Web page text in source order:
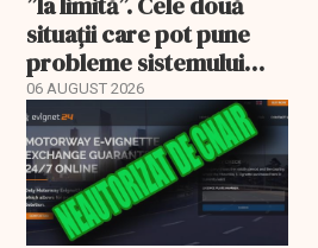
situații care pot pune
probleme sistemului
energetic
06 AUGUST 2026